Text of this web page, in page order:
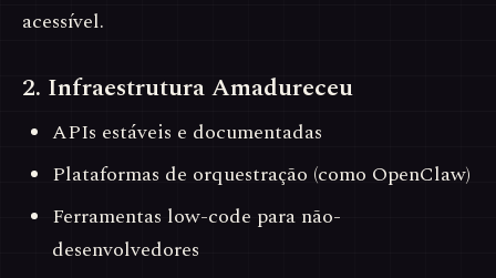
acessível.
2. Infraestrutura Amadureceu
APIs estáveis e documentadas
Plataformas de orquestração (como OpenClaw)
Ferramentas low-code para não-
desenvolvedores